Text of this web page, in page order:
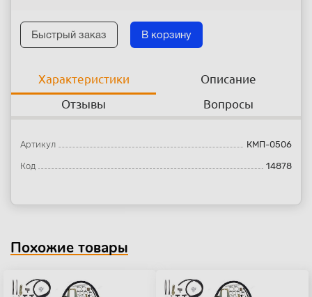
Быстрый заказ В корзину
Характеристики
Описание
Отзывы
Вопросы
Артикул КМП-0506
Код 14878
Похожие товары